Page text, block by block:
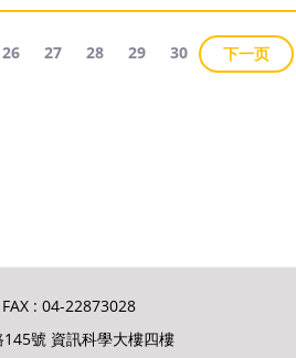
26 27 28 29 30 下一页
: 04-22873028
號 資訊科學大樓四樓